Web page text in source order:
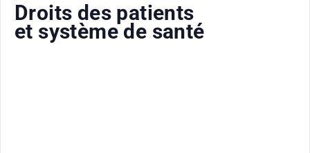
Droits des patients
et système de santé